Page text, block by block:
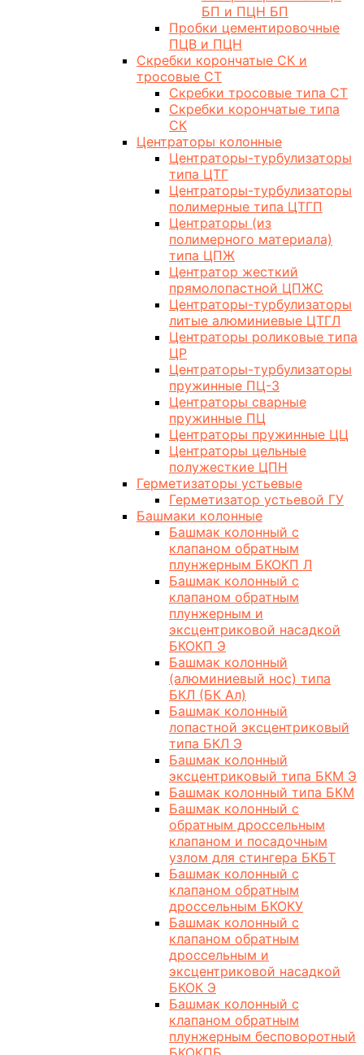
БП и ПЦН БП
Пробки цементировочные
ПЦВ и ПЦН
Скребки корончатые СК и
тросовые СТ
Скребки тросовые типа СТ
Скребки корончатые типа
СК
Центраторы колонные
Центраторы-турбулизаторы
типа ЦТГ
Центраторы-турбулизаторы
полимерные типа ЦТГП
Центраторы (из
полимерного материала)
типа ЦПЖ
Центратор жесткий
прямолопастной ЦПЖС
Центраторы-турбулизаторы
литые алюминиевые ЦТГЛ
Центраторы роликовые типа
ЦР
Центраторы-турбулизаторы
пружинные ПЦ-3
Центраторы сварные
пружинные ПЦ
Центраторы пружинные ЦЦ
Центраторы цельные
полужесткие ЦПН
Герметизаторы устьевые
Герметизатор устьевой ГУ
Башмаки колонные
Башмак колонный с
клапаном обратным
плунжерным БКОКП Л
Башмак колонный с
клапаном обратным
плунжерным и
эксцентриковой насадкой
БКОКП Э
Башмак колонный
(алюминиевый нос) типа
БКЛ (БК Ал)
Башмак колонный
лопастной эксцентриковый
типа БКЛ Э
Башмак колонный
эксцентриковый типа БКМ Э
Башмак колонный типа БКМ
Башмак колонный с
обратным дроссельным
клапаном и посадочным
узлом для стингера БКБТ
Башмак колонный с
клапаном обратным
дроссельным БКОКУ
Башмак колонный с
клапаном обратным
дроссельным и
эксцентриковой насадкой
БКОК Э
Башмак колонный с
клапаном обратным
плунжерным бесповоротный